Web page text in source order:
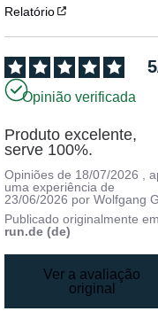
Relatório
5
Opinião verificada
Produto excelente,
serve 100%.
Opiniões de 18/07/2026
,
uma experiência de
23/06/2026 porWolfgang
Publicado originalmente
run.de (de)
Ver a avaliação
original